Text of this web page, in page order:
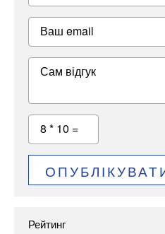
Ваш email
Сам відгук
8 * 10 =
Рейтинг